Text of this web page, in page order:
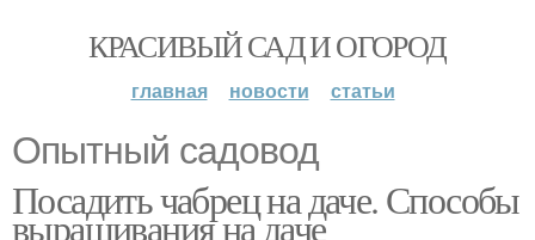
КРАСИВЫЙ САД И ОГОРОД
главная новости статьи
Опытный садовод
Посадить чабрец на даче. Способы
выращивания на даче